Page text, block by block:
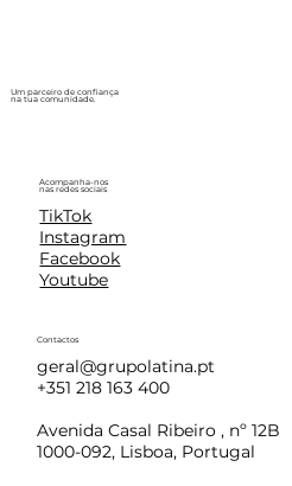
Um parceiro de confiança
na tua comunidade.
Acompanha-nos
nas redes sociais
TikTok
Instagram
Facebook
Youtube
Contactos
geral@grupolatina.pt
+351 218 163 400
Avenida Casal Ribeiro , nº 12B
1000-092, Lisboa, Portugal